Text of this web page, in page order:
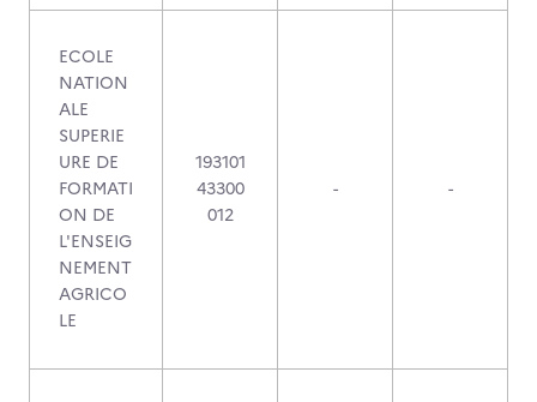
ECOLE
NATION
ALE
SUPERIE
URE DE
FORMATI
ON DE
L'ENSEIG
NEMENT
AGRICO
LE
193101
43300
012
- -